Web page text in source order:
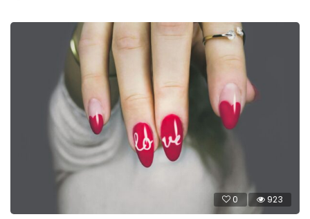
0 923